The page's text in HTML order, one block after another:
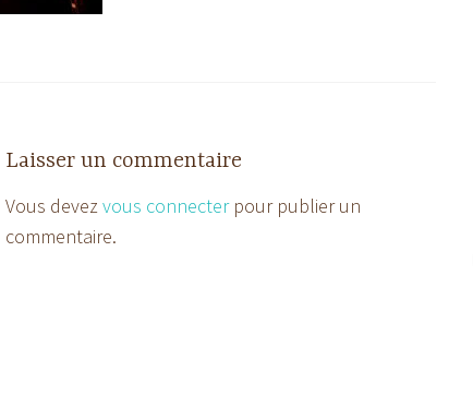
Laisser un commentaire
Vous devezvous connecterpour publier un
commentaire.